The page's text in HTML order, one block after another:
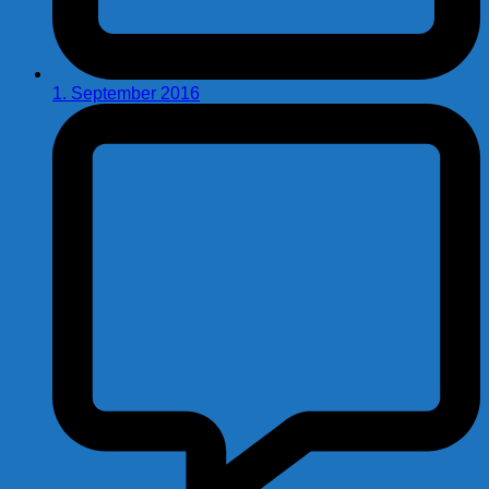
1. September 2016